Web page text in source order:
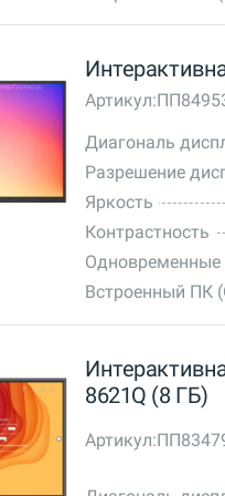
Артикул:
Диагональ
Разрешение
Яркость
Контрастность
Одновременные
Встроенный ПК
8621Q (8 ГБ)
Артикул: